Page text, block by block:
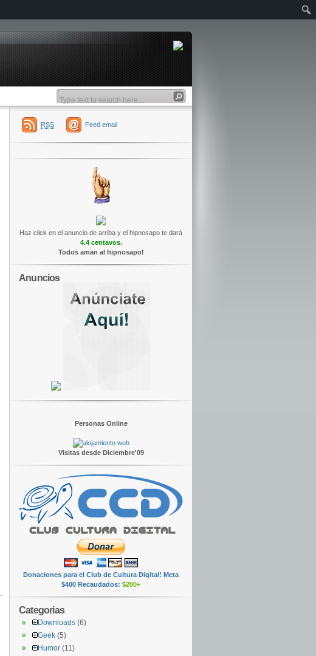
RSS Feed email
Haz click en el anuncio de arriba y el hipnosapo te dará
4.4 centavos.
Todos aman al hipnosapo!
Anuncios
Personas Online
Visitas desde Diciembre'09
Donaciones para el Club de Cultura Digital! Meta
$400 Recaudados: $200+
Categorias
Downloads (6)
Geek (5)
Humor (11)